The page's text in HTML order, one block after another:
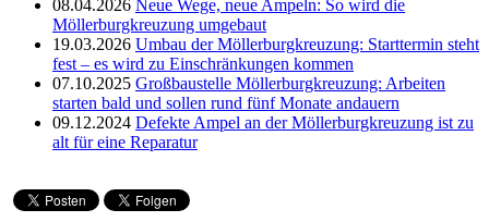
08.04.2026 Neue Wege, neue Ampeln: So wird die
Möllerburgkreuzung umgebaut
19.03.2026 Umbau der Möllerburgkreuzung: Starttermin steht
fest – es wird zu Einschränkungen kommen
07.10.2025 Großbaustelle Möllerburgkreuzung: Arbeiten
starten bald und sollen rund fünf Monate andauern
09.12.2024 Defekte Ampel an der Möllerburgkreuzung ist zu
alt für eine Reparatur